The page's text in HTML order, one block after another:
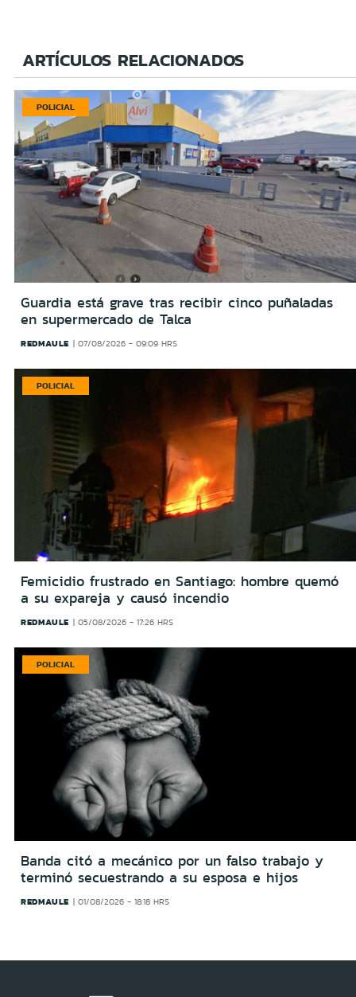
ARTÍCULOS RELACIONADOS
POLICIAL
Guardia está grave tras recibir cinco puñaladas
en supermercado de Talca
REDMAULE 07/08/2026 - 09:09 HRS
POLICIAL
Femicidio frustrado en Santiago: hombre quemó
a su expareja y causó incendio
REDMAULE 05/08/2026 - 17:26 HRS
POLICIAL
Banda citó a mecánico por un falso trabajo y
terminó secuestrando a su esposa e hijos
REDMAULE 01/08/2026 - 18:18 HRS